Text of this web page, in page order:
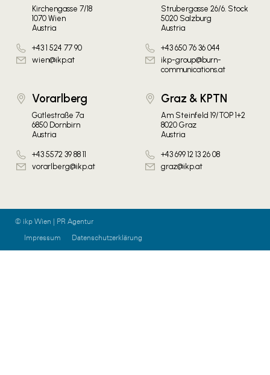
Kirchengasse 7/18
1070 Wien
Austria
+43 1 524 77 90
wien@ikp.at
Strubergasse 26/6. Stock
5020 Salzburg
Austria
+43 650 76 36 044
ikp-group@burn-
communications.at
Vorarlberg
Gütlestraße 7a
6850 Dornbirn
Austria
+43 5572 39 88 11
vorarlberg@ikp.at
Graz & KPTN
Am Steinfeld 19/TOP 1+2
8020 Graz
Austria
+43 699 12 13 26 08
graz@ikp.at
© ikp Wien | PR Agentur
Impressum
Datenschutzerklärung